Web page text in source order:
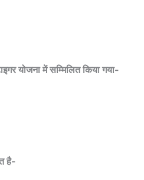
योजना में सम्मिलित किया गया-
है-